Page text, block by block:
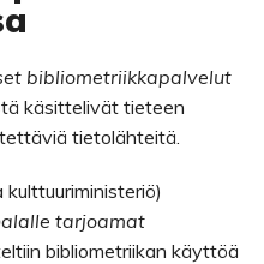
bibliometriikkapalvelut
käsittelivät tieteen
tietolähteitä.
kulttuuriministeriö)
tarjoamat
bibliometriikan käyttöä